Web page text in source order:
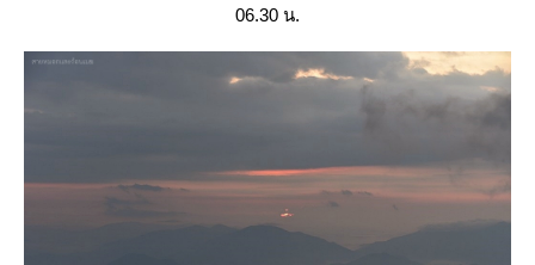
06.30 น.